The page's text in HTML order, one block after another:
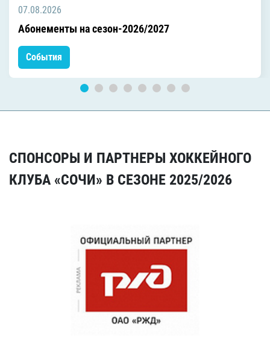
07.08.2026
Абонементы на сезон-2026/2027
События
СПОНСОРЫ И ПАРТНЕРЫ ХОККЕЙНОГО
КЛУБА «СОЧИ» В СЕЗОНЕ 2025/2026